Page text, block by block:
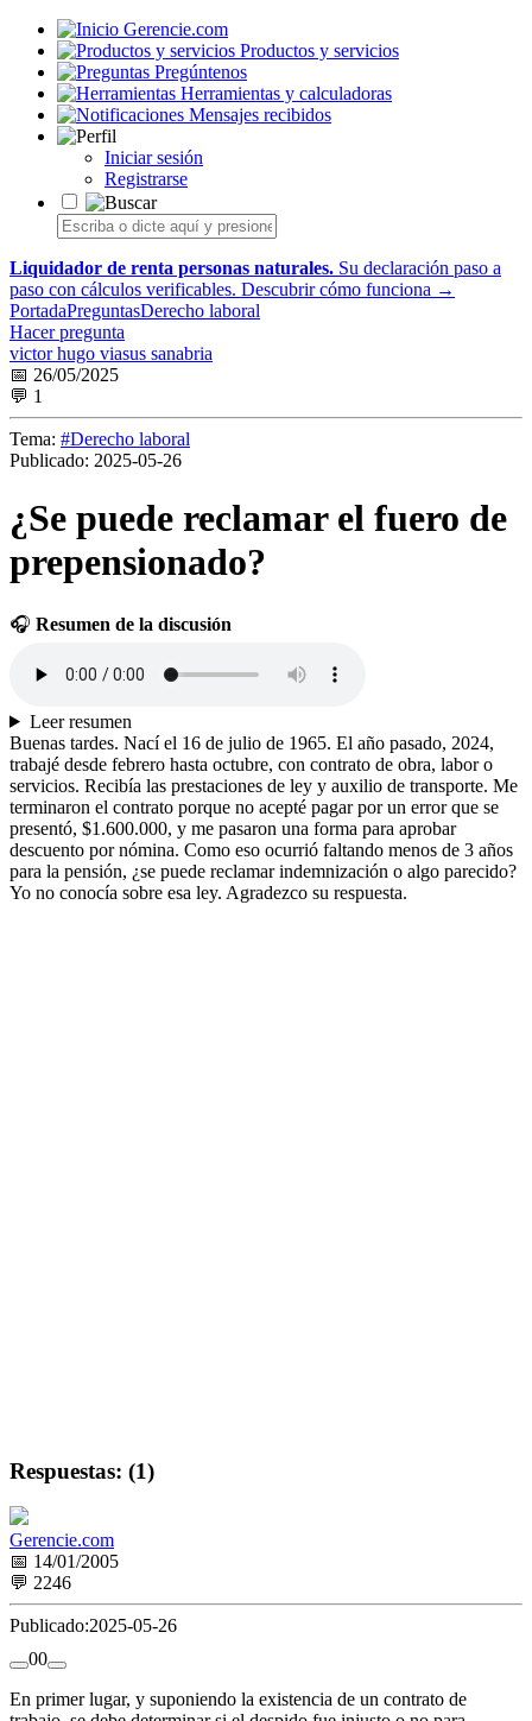
Gerencie.com
Productos y servicios
Pregúntenos
Herramientas y calculadoras
Mensajes recibidos
Iniciar sesión
Registrarse
Liquidador de renta personas naturales. Su declaración paso a
paso con cálculos verificables. Descubrir cómo funciona →
PortadaPreguntasDerecho laboral
Hacer pregunta
victor hugo viasus sanabria
📅 26/05/2025
💬 1
Tema: #Derecho laboral
Publicado: 2025-05-26
¿Se puede reclamar el fuero de
prepensionado?
🎧 Resumen de la discusión
Leer resumen
Buenas tardes. Nací el 16 de julio de 1965. El año pasado, 2024,
trabajé desde febrero hasta octubre, con contrato de obra, labor o
servicios. Recibía las prestaciones de ley y auxilio de transporte. Me
terminaron el contrato porque no acepté pagar por un error que se
presentó, $1.600.000, y me pasaron una forma para aprobar
descuento por nómina. Como eso ocurrió faltando menos de 3 años
para la pensión, ¿se puede reclamar indemnización o algo parecido?
Yo no conocía sobre esa ley. Agradezco su respuesta.
Respuestas: (1)
Gerencie.com
📅 14/01/2005
💬 2246
Publicado:2025-05-26
00
En primer lugar, y suponiendo la existencia de un contrato de